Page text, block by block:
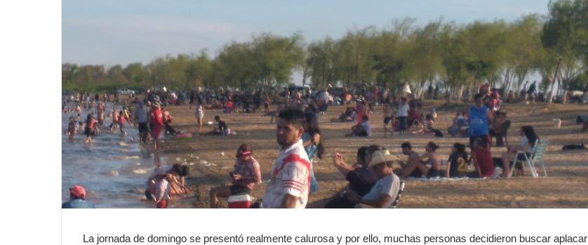
La jornada de domingo se presentó realmente calurosa y por ello, muchas personas decidieron buscar aplacar